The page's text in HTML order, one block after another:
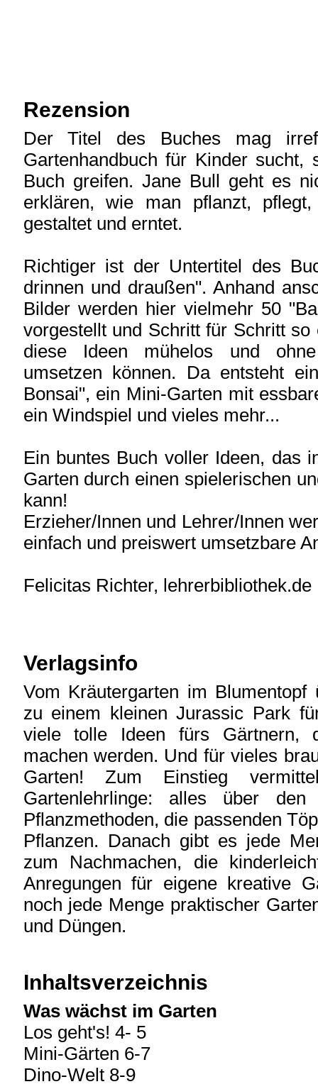
Rezension
Der Titel des Buches mag
Gartenhandbuch für Kinder
Buch greifen. Jane Bull geht es
erklären, wie man pflanzt,
gestaltet und erntet.
Richtiger ist der Untertitel des
drinnen und draußen". Anhand
Bilder werden hier vielmehr 50
vorgestellt und Schritt für Schritt
diese Ideen mühelos und
umsetzen können. Da entsteht
Bonsai", ein Mini-Garten mit
ein Windspiel und vieles mehr...
Ein buntes Buch voller Ideen, das
Garten durch einen spielerischen
kann!
Erzieher/Innen und Lehrer/Innen
einfach und preiswert umsetzbare
Felicitas Richter, lehrerbibliothek.de
Verlagsinfo
Vom Kräutergarten im
zu einem kleinen Jurassic Park
viele tolle Ideen fürs Gärtnern,
machen werden. Und für vieles
Garten! Zum Einstieg
Gartenlehrlinge: alles über
Pflanzmethoden, die passenden
Pflanzen. Danach gibt es jede
zum Nachmachen, die
Anregungen für eigene kreative
noch jede Menge praktischer
und Düngen.
Inhaltsverzeichnis
Was wächst im Garten
Los geht's! 4- 5
Mini-Gärten 6-7
Dino-Welt 8-9